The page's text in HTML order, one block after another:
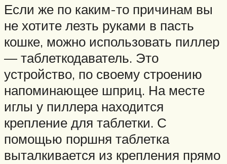
Если же по каким-то причинам вы
не хотите лезть руками в пасть
кошке, можно использовать пиллер
— таблеткодаватель. Это
устройство, по своему строению
напоминающее шприц. На месте
иглы у пиллера находится
крепление для таблетки. С
помощью поршня таблетка
выталкивается из крепления прямо